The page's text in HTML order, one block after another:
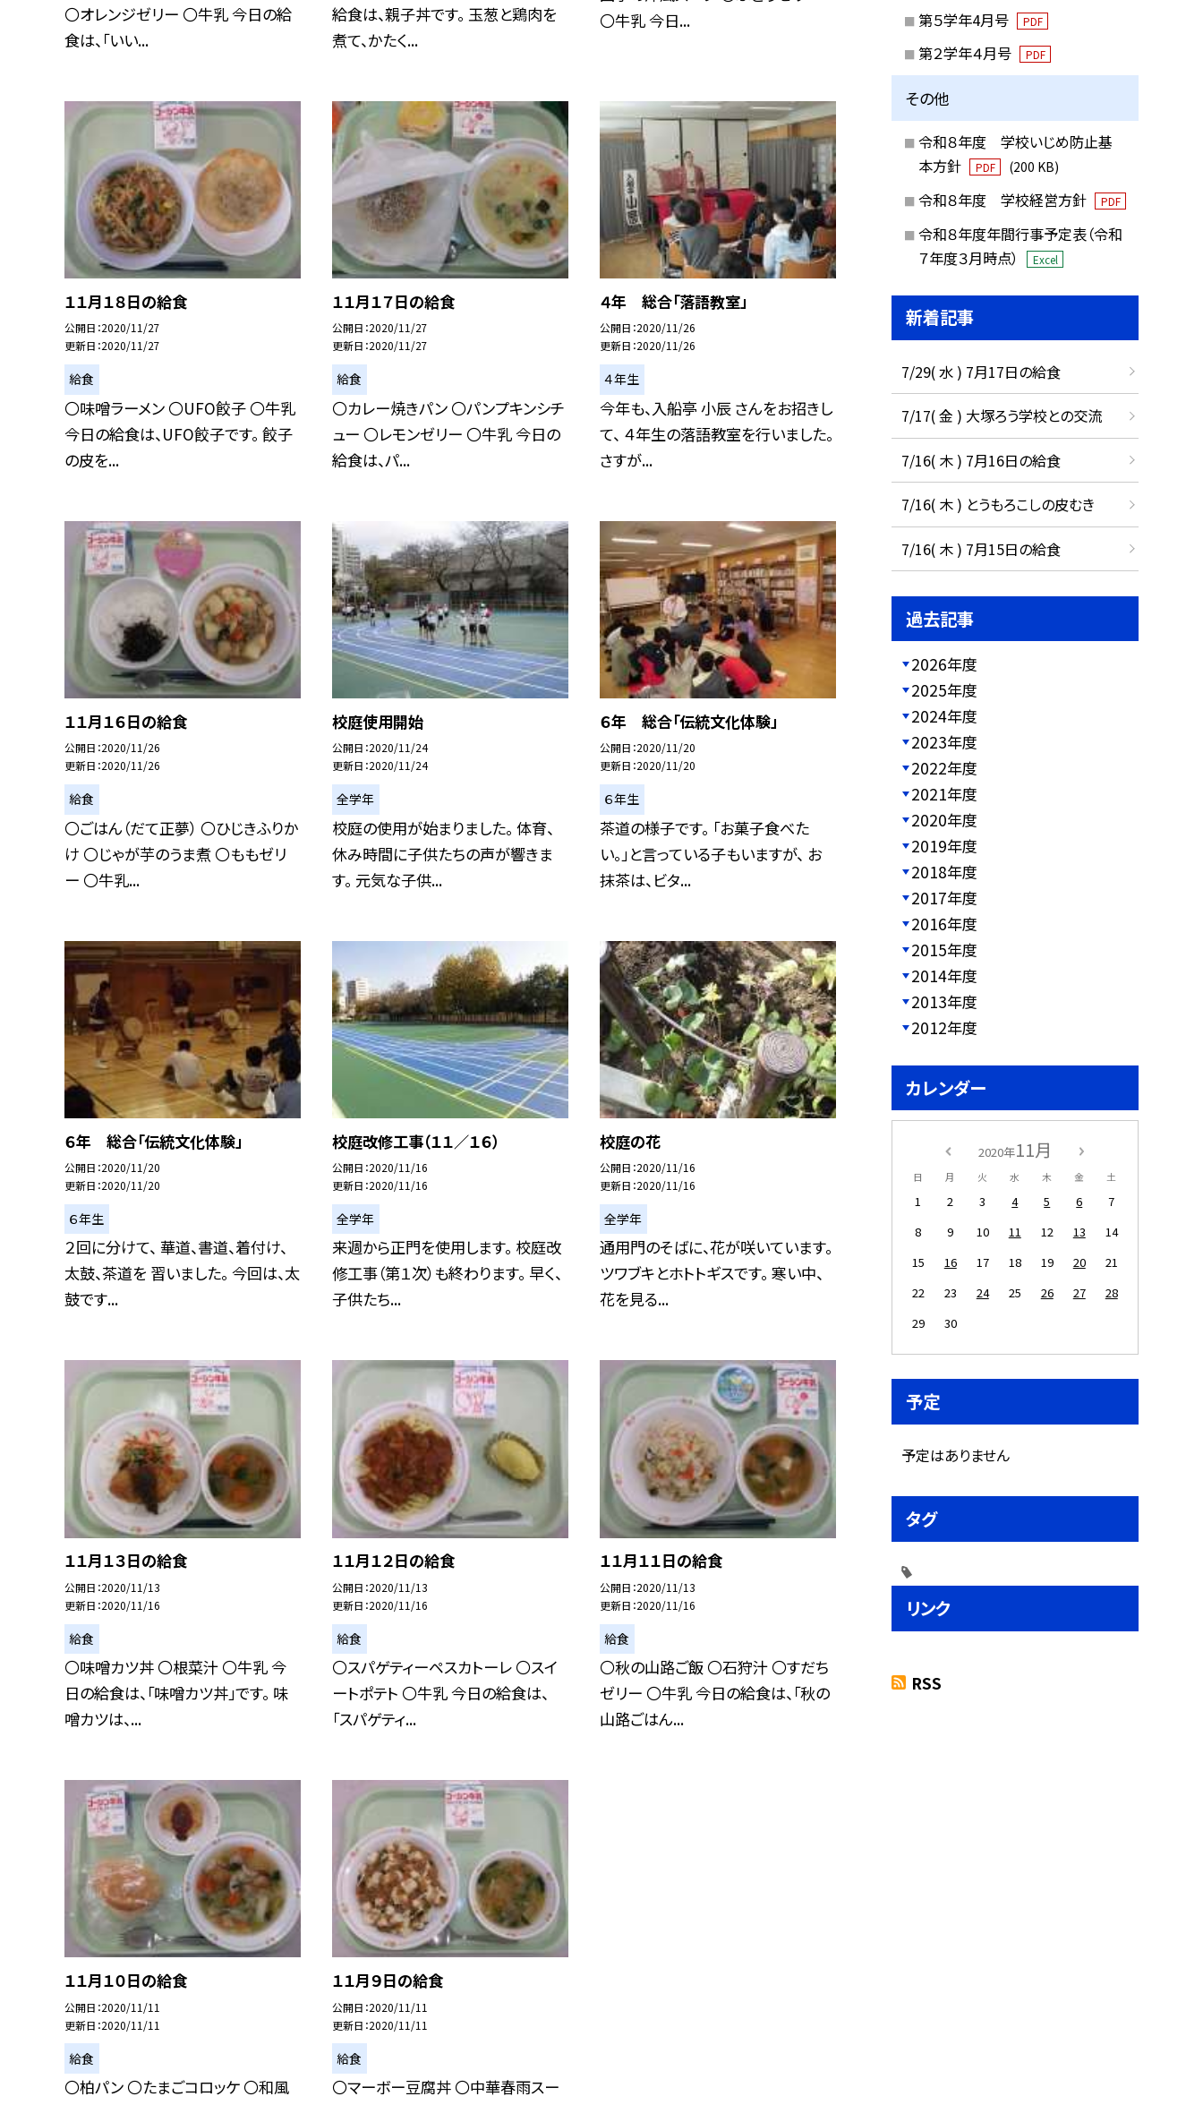
〇オレンジゼリー 〇牛乳 今日の給
食は、「いい...
給食は、親子丼です。 玉葱と鶏肉を
煮て、かたく...
〇牛乳 今日...
１１月１８日の給食
公開日 2020/11/27
更新日 2020/11/27
給食
〇味噌ラーメン 〇UFO餃子 〇牛乳
今日の給食は、UFO餃子です。 餃子
の皮を...
１１月１７日の給食
公開日 2020/11/27
更新日 2020/11/27
給食
〇カレー焼きパン 〇パンプキンシチ
ュー 〇レモンゼリー 〇牛乳 今日の
給食は、パ...
４年 総合「落語教室」
公開日 2020/11/26
更新日 2020/11/26
４年生
今年も、入船亭 小辰 さんをお招きし
て、 ４年生の落語教室を行いました。
さすが...
１１月１６日の給食
公開日 2020/11/26
更新日 2020/11/26
給食
〇ごはん（だて正夢） 〇ひじきふりか
け 〇じゃが芋のうま煮 〇ももゼリ
ー 〇牛乳...
校庭使用開始
公開日 2020/11/24
更新日 2020/11/24
全学年
校庭の使用が始まりました。 体育、
休み時間に子供たちの声が響きま
す。 元気な子供...
６年 総合「伝統文化体験」
公開日 2020/11/20
更新日 2020/11/20
６年生
茶道の様子です。 「お菓子食べた
い。」と言っている子もいますが、 お
抹茶は、ビタ...
６年 総合「伝統文化体験」
公開日 2020/11/20
更新日 2020/11/20
６年生
２回に分けて、 華道、書道、着付け、
太鼓、茶道を 習いました。 今回は、太
鼓です...
校庭改修工事（１１／１６）
公開日 2020/11/16
更新日 2020/11/16
全学年
来週から正門を使用します。 校庭改
修工事（第１次）も終わります。 早く、
子供たち...
校庭の花
公開日 2020/11/16
更新日 2020/11/16
全学年
通用門のそばに、花が咲いています。
ツワブキとホトトギスです。 寒い中、
花を見る...
１１月１３日の給食
公開日 2020/11/13
更新日 2020/11/16
給食
〇味噌カツ丼 〇根菜汁 〇牛乳 今
日の給食は、「味噌カツ丼」です。 味
噌カツは、...
１１月１２日の給食
公開日 2020/11/13
更新日 2020/11/16
給食
〇スパゲティーペスカトーレ 〇スイ
ートポテト 〇牛乳 今日の給食は、
「スパゲティ...
１１月１１日の給食
公開日 2020/11/13
更新日 2020/11/16
給食
〇秋の山路ご飯 〇石狩汁 〇すだち
ゼリー 〇牛乳 今日の給食は、「秋の
山路ごはん...
１１月１０日の給食
公開日 2020/11/11
更新日 2020/11/11
給食
〇柏パン 〇たまごコロッケ 〇和風
１１月９日の給食
公開日 2020/11/11
更新日 2020/11/11
給食
〇マーボー豆腐丼 〇中華春雨スー
第５学年4月号 PDF
第２学年４月号 PDF
その他
令和８年度 学校いじめ防止基
本方針
PDF (200 KB)
令和８年度 学校経営方針 PDF
令和８年度年間行事予定表（令和
７年度３月時点）
Excel
新着記事
7/29( 水 ) 7月17日の給食
7/17( 金 ) 大塚ろう学校との交流
7/16( 木 ) 7月16日の給食
7/16( 木 ) とうもろこしの皮むき
7/16( 木 ) 7月15日の給食
過去記事
2026年度
2025年度
2024年度
2023年度
2022年度
2021年度
2020年度
2019年度
2018年度
2017年度
2016年度
2015年度
2014年度
2013年度
2012年度
カレンダー
2020年11月
日 月 火 水 木 金 土
1 2 3 4 5 6
7
8
9 10 11 12 13
14
15
16 17 18 19 20
21
22
23 24 25 26 27
28
29
30
予定
予定はありません
タグ
リンク
RSS